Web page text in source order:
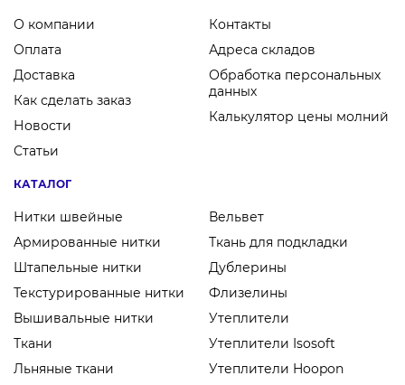
О компании
Оплата
Доставка
Как сделать заказ
Новости
Статьи
Контакты
Адреса складов
Обработка персональных
данных
Калькулятор цены молний
КАТАЛОГ
Нитки швейные
Армированные нитки
Штапельные нитки
Текстурированные нитки
Вышивальные нитки
Ткани
Льняные ткани
Вельвет
Ткань для подкладки
Дублерины
Флизелины
Утеплители
Утеплители Isosoft
Утеплители Hoopon